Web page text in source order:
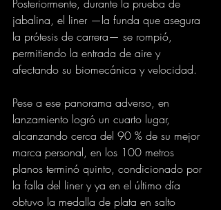
Posteriormente, durante la prueba de
jabalina, el liner —la funda que asegura
la prótesis de carrera— se rompió,
permitiendo la entrada de aire y
afectando su biomecánica y velocidad.
Pese a ese panorama adverso, en
lanzamiento logró un cuarto lugar,
alcanzando cerca del 90 % de su mejor
marca personal, en los 100 metros
planos terminó quinto, condicionado por
la falla del liner y ya en el último día
obtuvo la medalla de plata en salto